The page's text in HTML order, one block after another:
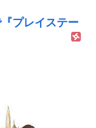
プレイステー